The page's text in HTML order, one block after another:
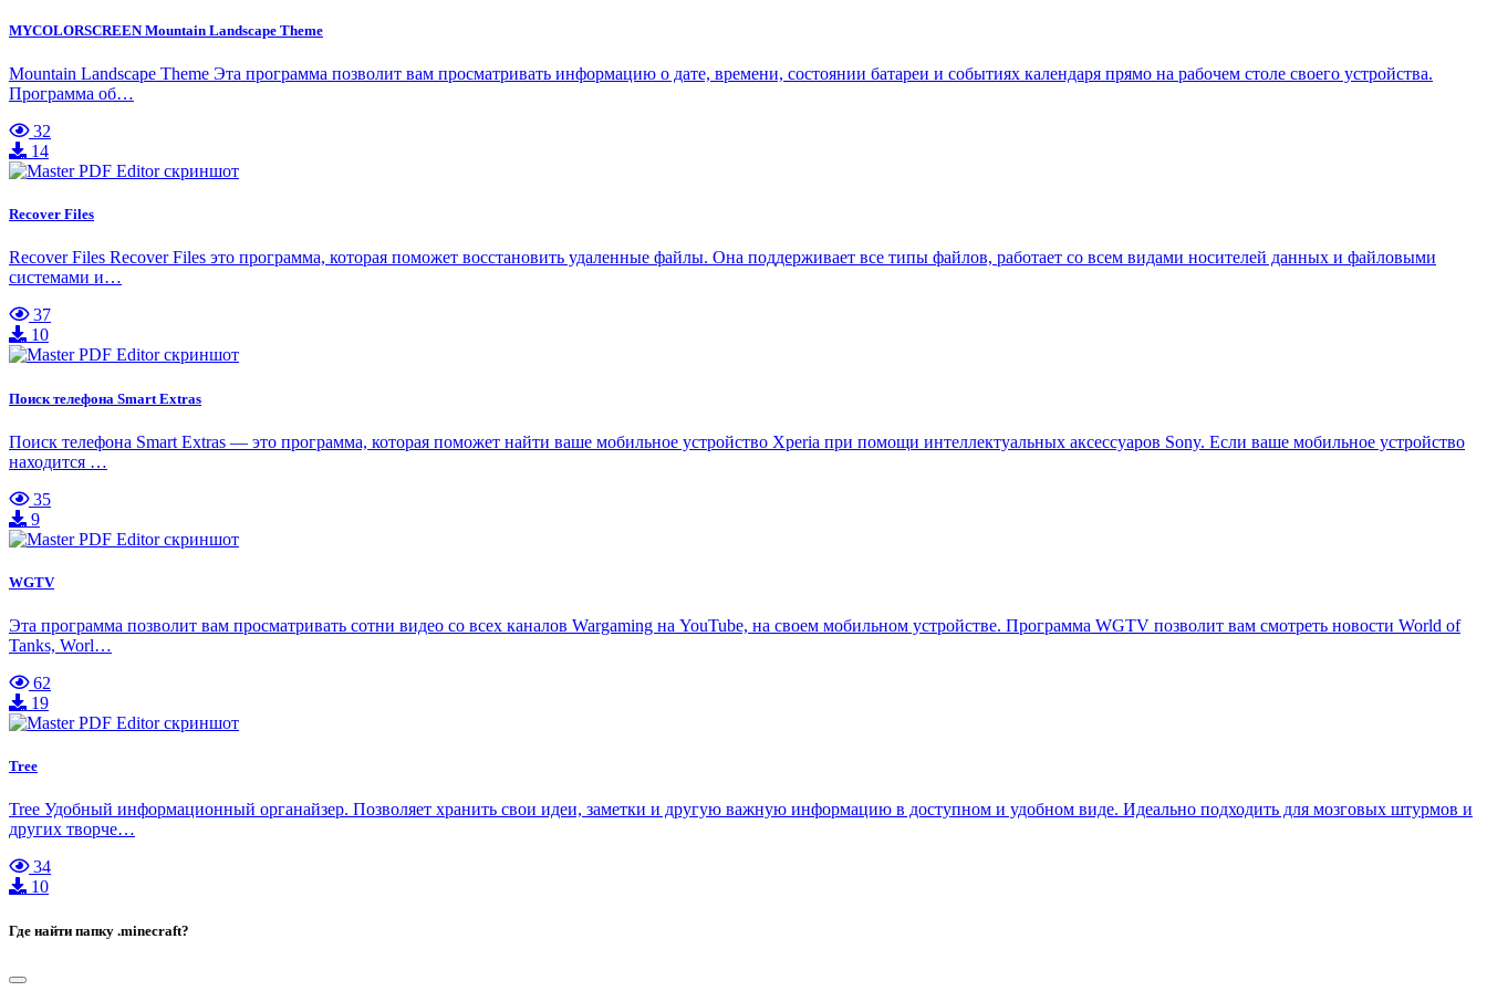
MYCOLORSCREEN Mountain Landscape Theme
Mountain Landscape Theme Эта программа позволит вам просматривать информацию о дате, времени, состоянии батареи и событиях календаря прямо на рабочем столе своего устройства.
Программа об…
32
14
Recover Files
Recover Files Recover Files это программа, которая поможет восстановить удаленные файлы. Она поддерживает все типы файлов, работает со всем видами носителей данных и файловыми
системами и…
37
10
Поиск телефона Smart Extras
Поиск телефона Smart Extras — это программа, которая поможет найти ваше мобильное устройство Xperia при помощи интеллектуальных аксессуаров Sony. Если ваше мобильное устройство
находится …
35
9
WGTV
Эта программа позволит вам просматривать сотни видео со всех каналов Wargaming на YouTube, на своем мобильном устройстве. Программа WGTV позволит вам смотреть новости World of
Tanks, Worl…
62
19
Tree
Tree Удобный информационный органайзер. Позволяет хранить свои идеи, заметки и другую важную информацию в доступном и удобном виде. Идеально подходить для мозговых штурмов и
других творче…
34
10
Где найти папку .minecraft?